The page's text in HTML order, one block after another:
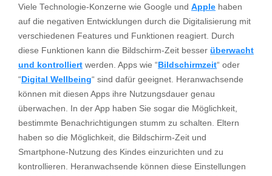
Viele Technologie-Konzerne wie Google und Apple haben
auf die negativen Entwicklungen durch die Digitalisierung mit
verschiedenen Features und Funktionen reagiert. Durch
diese Funktionen kann die Bildschirm-Zeit besser überwacht
und kontrolliert werden. Apps wie “Bildschirmzeit“ oder
“Digital Wellbeing“ sind dafür geeignet. Heranwachsende
können mit diesen Apps ihre Nutzungsdauer genau
überwachen. In der App haben Sie sogar die Möglichkeit,
bestimmte Benachrichtigungen stumm zu schalten. Eltern
haben so die Möglichkeit, die Bildschirm-Zeit und
Smartphone-Nutzung des Kindes einzurichten und zu
kontrollieren. Heranwachsende können diese Einstellungen